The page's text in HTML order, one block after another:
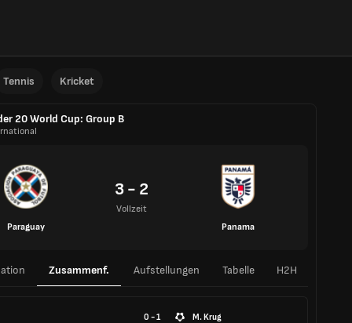
Tennis Kricket
20 World Cup: Group B
Paraguay
3 - 2
Vollzeit
Panama
Zusammenf. Aufstellungen Tabelle H2H
0 - 1 M. Krug